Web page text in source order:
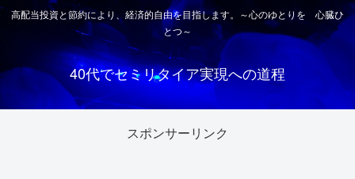
高配当投資と節約により、経済的自由を目指します。～心のゆとりを 心臓ひ
とつ～
40代でセミリタイア実現への道程
スポンサーリンク